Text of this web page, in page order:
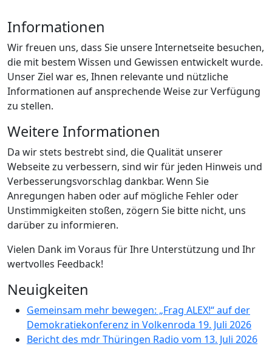
Informationen
Wir freuen uns, dass Sie unsere Internetseite besuchen,
die mit bestem Wissen und Gewissen entwickelt wurde.
Unser Ziel war es, Ihnen relevante und nützliche
Informationen auf ansprechende Weise zur Verfügung
zu stellen.
Weitere Informationen
Da wir stets bestrebt sind, die Qualität unserer
Webseite zu verbessern, sind wir für jeden Hinweis und
Verbesserungsvorschlag dankbar. Wenn Sie
Anregungen haben oder auf mögliche Fehler oder
Unstimmigkeiten stoßen, zögern Sie bitte nicht, uns
darüber zu informieren.
Vielen Dank im Voraus für Ihre Unterstützung und Ihr
wertvolles Feedback!
Neuigkeiten
Gemeinsam mehr bewegen: „Frag ALEX!“ auf der
Demokratiekonferenz in Volkenroda 19. Juli 2026
Bericht des mdr Thüringen Radio vom 13. Juli 2026